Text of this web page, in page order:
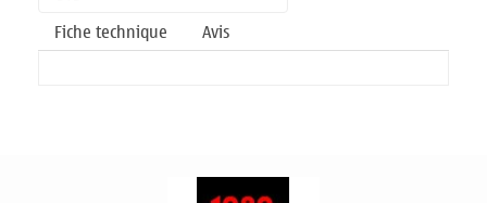
Fiche technique Avis